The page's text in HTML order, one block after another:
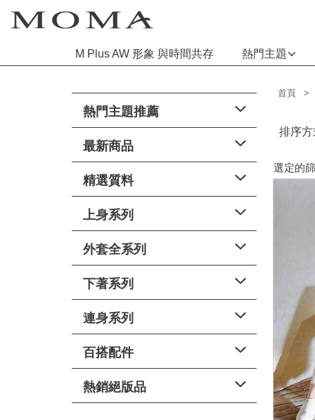
網站須知與政策
M Plus AW 形象 與時間共存 熱門主題
熱門主題推薦
最新商品
精選質料
上身系列
外套全系列
下著系列
連身系列
百搭配件
熱銷絕版品
首頁
排序方
選定的